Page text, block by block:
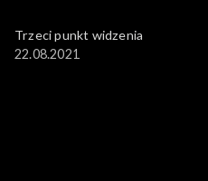
Trzeci punkt widzenia
22.08.2021